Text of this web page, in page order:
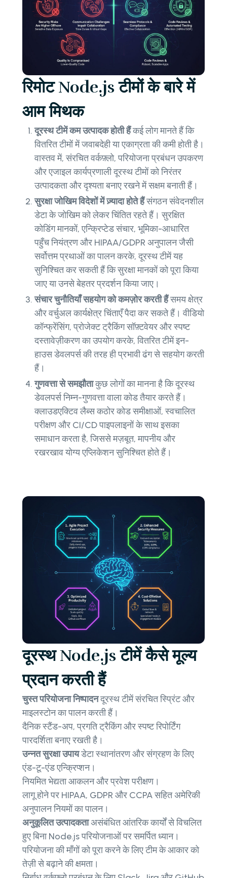
रिमोट Node.js टीमों के बारे में
आम मिथक
दूरस्थ टीमें कम उत्पादक होती हैंकई लोग मानते हैं कि
वितरित टीमों में जवाबदेही या एकाग्रता की कमी होती है।
वास्तव में, संरचित वर्कफ़्लो, परियोजना प्रबंधन उपकरण
और एजाइल कार्यप्रणाली दूरस्थ टीमों को निरंतर
उत्पादकता और दृश्यता बनाए रखने में सक्षम बनाती हैं।
सुरक्षा जोखिम विदेशों में ज़्यादा होते हैंसंगठन संवेदनशील
डेटा के जोखिम को लेकर चिंतित रहते हैं। सुरक्षित
कोडिंग मानकों, एन्क्रिप्टेड संचार, भूमिका-आधारित
पहुँच नियंत्रण और HIPAA/GDPR अनुपालन जैसी
सर्वोत्तम प्रथाओं का पालन करके, दूरस्थ टीमें यह
सुनिश्चित कर सकती हैं कि सुरक्षा मानकों को पूरा किया
जाए या उनसे बेहतर प्रदर्शन किया जाए।
संचार चुनौतियाँ सहयोग को कमज़ोर करती हैंसमय क्षेत्र
और वर्चुअल कार्यक्षेत्र चिंताएँ पैदा कर सकते हैं। वीडियो
कॉन्फ्रेंसिंग, प्रोजेक्ट ट्रैकिंग सॉफ़्टवेयर और स्पष्ट
दस्तावेज़ीकरण का उपयोग करके, वितरित टीमें इन-
हाउस डेवलपर्स की तरह ही प्रभावी ढंग से सहयोग करती
हैं।
गुणवत्ता से समझौताकुछ लोगों का मानना ​​है कि दूरस्थ
डेवलपर्स निम्न-गुणवत्ता वाला कोड तैयार करते हैं।
क्लाउडएक्टिव लैब्स कठोर कोड समीक्षाओं, स्वचालित
परीक्षण और CI/CD पाइपलाइनों के साथ इसका
समाधान करता है, जिससे मज़बूत, मापनीय और
रखरखाव योग्य एप्लिकेशन सुनिश्चित होते हैं।
दूरस्थ Node.js टीमें कैसे मूल्य
प्रदान करती हैं
चुस्त परियोजना निष्पादनदूरस्थ टीमें संरचित स्प्रिंट और
माइलस्टोन का पालन करती हैं।
दैनिक स्टैंड-अप, प्रगति ट्रैकिंग और स्पष्ट रिपोर्टिंग
पारदर्शिता बनाए रखती है।
उन्नत सुरक्षा उपायडेटा स्थानांतरण और संग्रहण के लिए
एंड-टू-एंड एन्क्रिप्शन।
नियमित भेद्यता आकलन और प्रवेश परीक्षण।
लागू होने पर HIPAA, GDPR और CCPA सहित अमेरिकी
अनुपालन नियमों का पालन।
अनुकूलित उत्पादकताअसंबंधित आंतरिक कार्यों से विचलित
हुए बिना Node.js परियोजनाओं पर समर्पित ध्यान।
परियोजना की माँगों को पूरा करने के लिए टीम के आकार को
तेज़ी से बढ़ाने की क्षमता।